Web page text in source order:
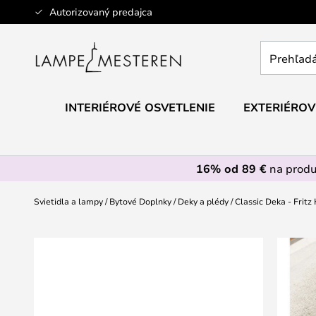
Autorizovaný predajca
Skip
to
obchod
INTERIÉROVÉ OSVETLENIE
16% od 89 €na
Svietidla a lampy Bytové Doplnky Deky a plédy Classic Deka - Fritz